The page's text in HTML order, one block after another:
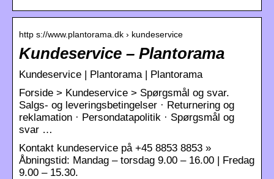
http s://www.plantorama.dk › kundeservice
Kundeservice – Plantorama
Kundeservice | Plantorama | Plantorama
Forside > Kundeservice > Spørgsmål og svar.
Salgs- og leveringsbetingelser · Returnering og
reklamation · Persondatapolitik · Spørgsmål og
svar …
Kontakt kundeservice på +45 8853 8853 »
Åbningstid: Mandag – torsdag 9.00 – 16.00 | Fredag
9.00 – 15.30.